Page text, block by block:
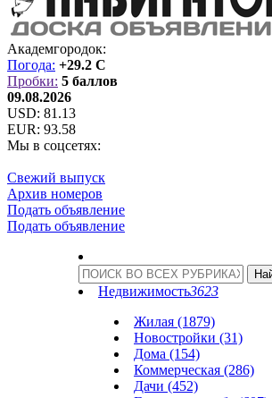
Академгородок:
Погода: +29.2 C
Пробки: 5 баллов
09.08.2026
USD: 81.13
EUR: 93.58
Мы в соцсетях:
Свежий выпуск
Архив номеров
Подать объявление
Подать объявление
Недвижимость3623
Жилая (1879)
Новостройки (31)
Дома (154)
Коммерческая (286)
Дачи (452)